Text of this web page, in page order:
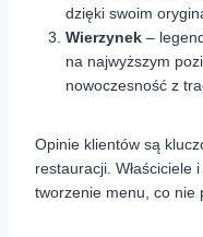
dzięki swoim
Wierzynek –
na najwyższym
nowoczesność z
Opinie klientów są
restauracji. Właściciele
tworzenie menu, co nie